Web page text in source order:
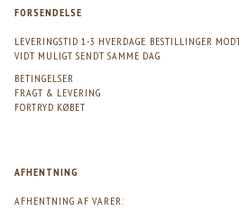
FORSENDELSE
LEVERINGSTID 1-3 HVERDAGE. BESTILLINGER
VIDT MULIGT SENDT SAMME DAG
BETINGELSER
FRAGT & LEVERING
FORTRYD KØBET
AFHENTNING
AFHENTNING AF VARER: